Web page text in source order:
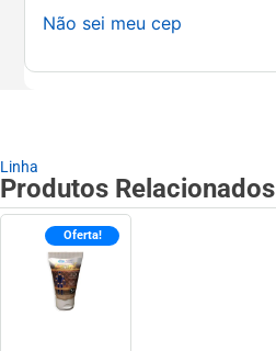
Não sei meu cep
Linha
Produtos Relacionados
Oferta!